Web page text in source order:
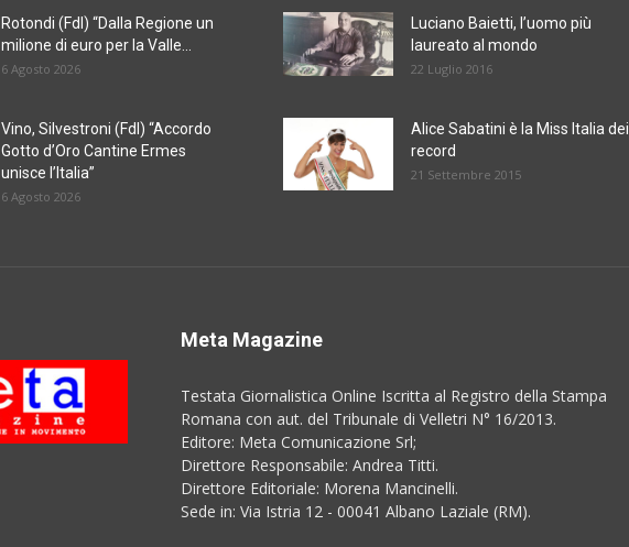
Rotondi (FdI) “Dalla Regione un
milione di euro per la Valle...
6 Agosto 2026
Vino, Silvestroni (FdI) “Accordo
Gotto d’Oro Cantine Ermes
unisce l’Italia”
6 Agosto 2026
Luciano Baietti, l’uomo più
laureato al mondo
22 Luglio 2016
Alice Sabatini è la Miss Italia dei
record
21 Settembre 2015
Meta Magazine
Testata Giornalistica Online Iscritta al Registro della Stampa
Romana con aut. del Tribunale di Velletri N° 16/2013.
Editore: Meta Comunicazione Srl;
Direttore Responsabile: Andrea Titti.
Direttore Editoriale: Morena Mancinelli.
Sede in: Via Istria 12 - 00041 Albano Laziale (RM).